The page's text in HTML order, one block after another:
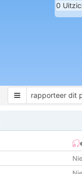
0
rapporteer dit